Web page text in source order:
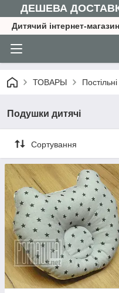
ДЕШЕВА
Дитячий інтернет-
ТОВАРЫ
Подушки дитячі
Сортування